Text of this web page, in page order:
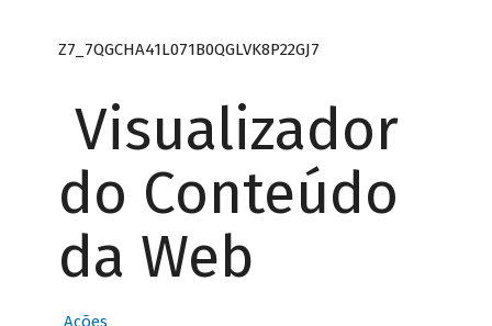
Z7_7QGCHA41L071B0QGLVK8P22GJ7
Visualizador
do Conteúdo
da Web